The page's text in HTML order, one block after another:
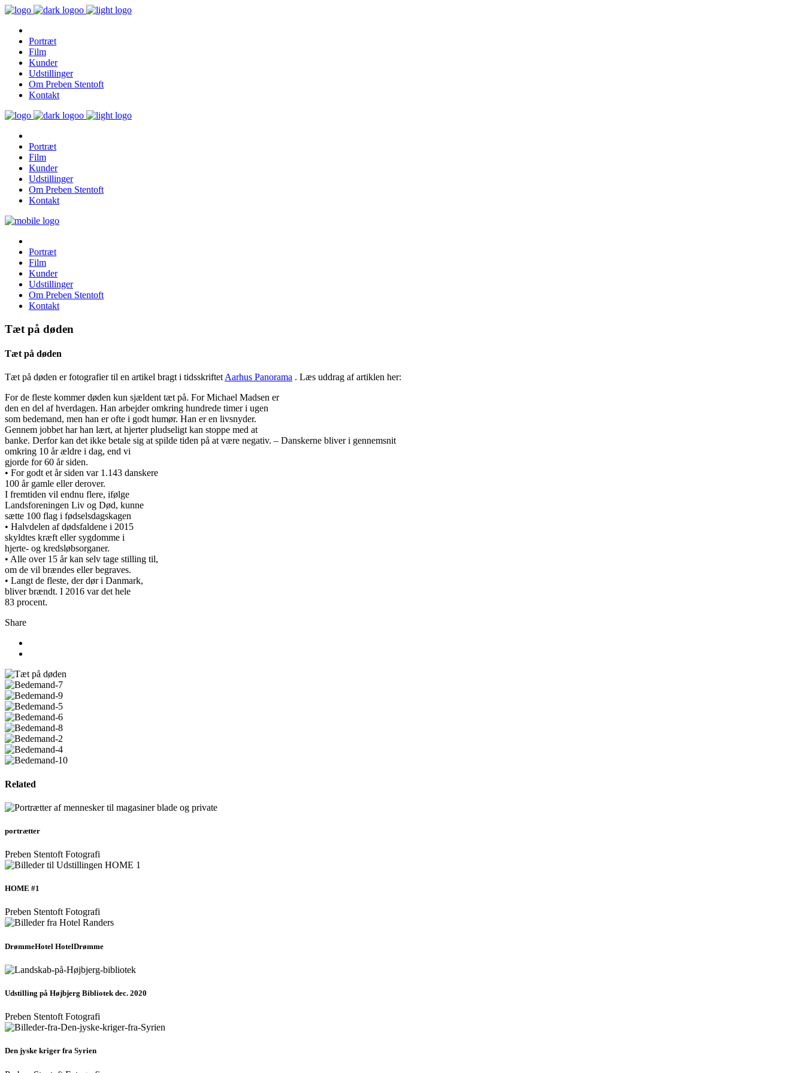
Portræt
Film
Kunder
Udstillinger
Om Preben Stentoft
Kontakt
Portræt
Film
Kunder
Udstillinger
Om Preben Stentoft
Kontakt
Portræt
Film
Kunder
Udstillinger
Om Preben Stentoft
Kontakt
Tæt på døden
Tæt på døden
Tæt på døden er fotografier til en artikel bragt i tidsskriftet Aarhus Panorama . Læs uddrag af artiklen her:
For de fleste kommer døden kun sjældent tæt på. For Michael Madsen er
den en del af hverdagen. Han arbejder omkring hundrede timer i ugen
som bedemand, men han er ofte i godt humør. Han er en livsnyder.
Gennem jobbet har han lært, at hjerter pludseligt kan stoppe med at
banke. Derfor kan det ikke betale sig at spilde tiden på at være negativ. – Danskerne bliver i gennemsnit
omkring 10 år ældre i dag, end vi
gjorde for 60 år siden.
• For godt et år siden var 1.143 danskere
100 år gamle eller derover.
I fremtiden vil endnu flere, ifølge
Landsforeningen Liv og Død, kunne
sætte 100 flag i fødselsdagskagen
• Halvdelen af dødsfaldene i 2015
skyldtes kræft eller sygdomme i
hjerte- og kredsløbsorganer.
• Alle over 15 år kan selv tage stilling til,
om de vil brændes eller begraves.
• Langt de fleste, der dør i Danmark,
bliver brændt. I 2016 var det hele
83 procent.
Share
Related
portrætter
Preben Stentoft Fotografi
HOME #1
Preben Stentoft Fotografi
DrømmeHotel HotelDrømme
Udstilling på Højbjerg Bibliotek dec. 2020
Preben Stentoft Fotografi
Den jyske kriger fra Syrien